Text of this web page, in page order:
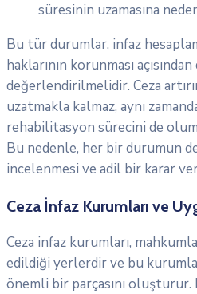
süresinin uzamasına
Bu tür durumlar, infaz
haklarının korunması
değerlendirilmelidir. Ceza
uzatmakla kalmaz, aynı
rehabilitasyon sürecini de
Bu nedenle, her bir durumun
incelenmesi ve adil bir karar
Ceza İnfaz Kurumları ve
Ceza infaz kurumları,
edildiği yerlerdir ve bu
önemli bir parçasını